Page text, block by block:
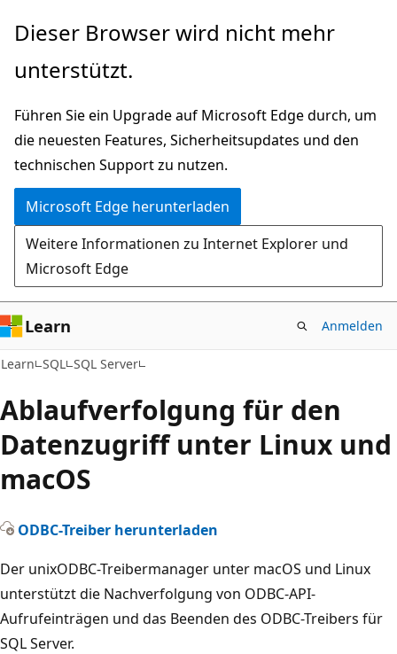
Zu
wechseln
Dieser Browser wird nicht mehr
unterstützt.
Führen Sie ein Upgrade auf Microsoft Edge durch, um
die neuesten Features, Sicherheitsupdates und den
technischen Support zu nutzen.
Microsoft Edge herunterladen
Weitere Informationen zu Internet Explorer und
Microsoft Edge
Learn Anmelden
Learn SQL SQL Server
Ablaufverfolgung für den
Datenzugriff unter Linux und
macOS
ODBC-Treiber herunterladen
Der unixODBC-Treibermanager unter macOS und Linux
unterstützt die Nachverfolgung von ODBC-API-
Aufrufeinträgen und das Beenden des ODBC-Treibers für
SQL Server.